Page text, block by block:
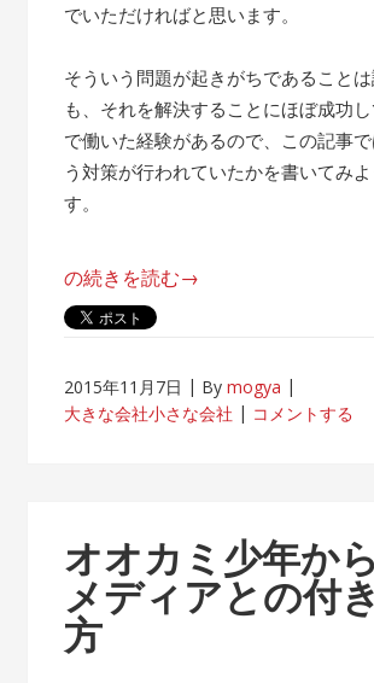
でいただければと思います。
そういう問題が起きがちであること
も、それを解決することにほぼ成功
で働いた経験があるので、この記事
う対策が行われていたかを書いてみ
す。
“帰
属
が
客
先
常
駐
の続きを読む→
2015年11月7日 Bymogya
大きな会社小さな会社
コメントする
オオカミ少年か
メディアとの付
方